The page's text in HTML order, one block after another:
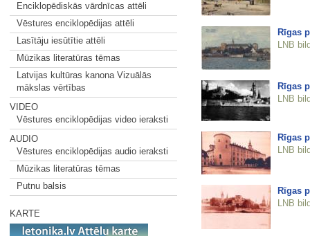
Enciklopēdiskās vārdnīcas attēli
Vēstures enciklopēdijas attēli
Lasītāju iesūtītie attēli
Mūzikas literatūras tēmas
Latvijas kultūras kanona Vizuālās
mākslas vērtības
VIDEO
Vēstures enciklopēdijas video ieraksti
AUDIO
Vēstures enciklopēdijas audio ieraksti
Mūzikas literatūras tēmas
Putnu balsis
KARTE
Rīgas
LNB
Rīgas
LNB
Rīgas
LNB
Rīgas
LNB